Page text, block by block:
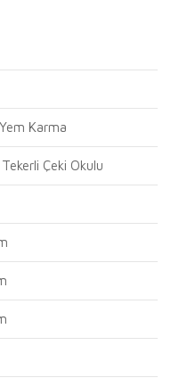
Karma
Çeki Okulu